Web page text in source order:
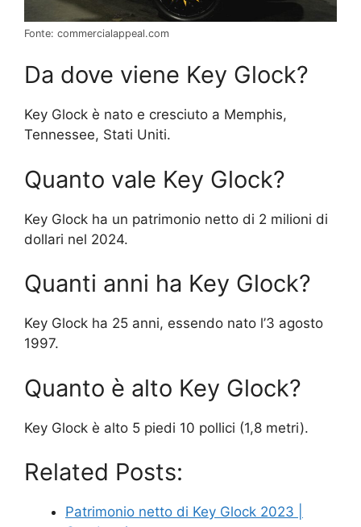
Fonte: commercialappeal.com
Da dove viene Key Glock?
Key Glock è nato e cresciuto a Memphis,
Tennessee, Stati Uniti.
Quanto vale Key Glock?
Key Glock ha un patrimonio netto di 2 milioni di
dollari nel 2024.
Quanti anni ha Key Glock?
Key Glock ha 25 anni, essendo nato l’3 agosto
1997.
Quanto è alto Key Glock?
Key Glock è alto 5 piedi 10 pollici (1,8 metri).
Related Posts:
Patrimonio netto di Key Glock 2023 |